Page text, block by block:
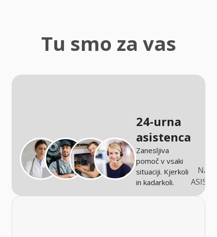
Tu smo za vas
24-urna
asistenca
Zanesljiva
pomoč v vsaki
situaciji. Kjerkoli
in kadarkoli.